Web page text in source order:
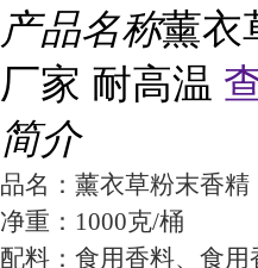
产品名称薰衣
厂家 耐高温
简介
品名： 薰衣草粉末香精
净重：1000克/桶
配料：食用香料、食用